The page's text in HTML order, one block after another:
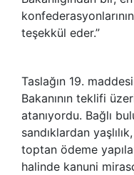
teşekkül eder.”
Taslağın 19.
Bakanının teklifi
atanıyordu. Bağlı
sandıklardan
toptan ödeme
halinde kanuni